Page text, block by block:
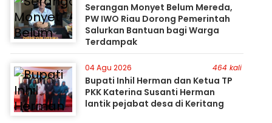
Serangan Monyet Belum Mereda,
PW IWO Riau Dorong Pemerintah
Salurkan Bantuan bagi Warga
Terdampak
04 Agu 2026 464 kali
Bupati Inhil Herman dan Ketua TP
PKK Katerina Susanti Herman
lantik pejabat desa di Keritang